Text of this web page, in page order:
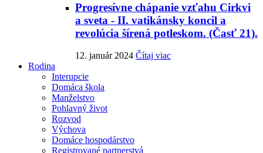
Progresívne chápanie vzťahu Cirkvi
a sveta - II. vatikánsky koncil a
revolúcia šírená potleskom. (Časť 21).
12. január 2024 Čítaj viac
Rodina
Interupcie
Domáca škola
Manželstvo
Pohlavný život
Rozvod
Výchova
Domáce hospodárstvo
Registrované partnerstvá